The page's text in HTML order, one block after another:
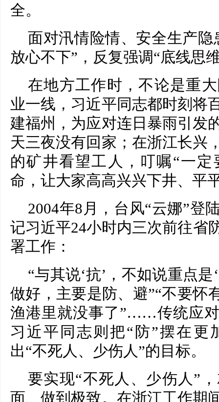
全。
面对汛情险情、安全生产
放心不下”，反复强调“底线思
在地方工作时，不论是重
业一线，习近平同志都时刻将
建福州，为应对连日暴雨引发
天三夜没有回家；在浙江长兴
的矿井看望工人，叮嘱“一
命，让大家高高兴兴下井、
2004年8月，台风“云娜”登
记习近平24小时内三次前往省
署工作：
“与其说‘抗’，不如说重点
做好，主要是防、避”“不要怀
渔港里就没事了”……传统应
习近平同志则把“防”摆在更
出“不死人、少伤人”的目标。
要实现“不死人、少伤人”
面、做到极致。在浙江工作期